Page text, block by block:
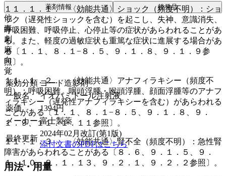
１１．１．１． 〈効能共通〉ショック（頻度不明）：ショ
ック（遅発性ショックを含む）を起こし、失神、意識消失、
呼吸困難、呼吸停止、心停止等の症状があらわれることがあ
る。また、軽度の過敏症状も重篤な症状に進展する場合があ
る〔１．１、８．１−８．５、９．１．８、９．１．９参
照〕。
１１．１．２． 〈効能共通〉アナフィラキシー（頻度不
明）：呼吸困難、咽頭浮腫・喉頭浮腫、顔面浮腫等のアナフ
ィラキシー（遅発性アナフィラキシーを含む）があらわれる
ことがある〔１．１、８．１−８．５、９．１．８、９．
１．９、１１．１．１１参照〕。
１１．１．３． 〈効能共通〉腎不全（頻度不明）：急性腎
障害があらわれることがある〔８．６、９．１．５、９．
１．１０、９．１．１３、９．２．１、９．２．２参照〕。
薬剤情報 後発品
他
毒
劇
麻
向
覚
薬効分類 ヨード造影剤
一般名
イオパミドール注射液
薬価
1394円
メーカー 富士製薬
最終更新
2024年02月改訂(第1版)
添付文書のPDFはこちら
用法・用量